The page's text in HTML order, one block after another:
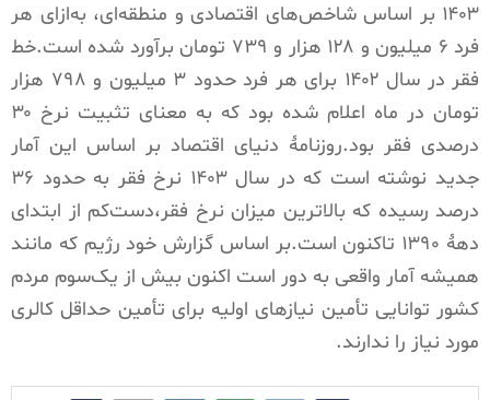
۱۴۰۳ بر اساس شاخص‌های اقتصادی و منطقه‌ای، به‌ازای هر
فرد ۶ میلیون و ۱۲۸ هزار و ۷۳۹ تومان برآورد شده است.خط
فقر در سال ۱۴۰۲ برای هر فرد حدود ۳ میلیون و ۷۹۸ هزار
تومان در ماه اعلام شده بود که به معنای تثبیت نرخ ۳۰
درصدی فقر بود.روزنامۀ دنیای اقتصاد بر اساس این آمار
جدید نوشته است که در سال ۱۴۰۳ نرخ فقر به حدود ۳۶
درصد رسیده که بالاترین میزان نرخ فقر،دست‌کم از ابتدای
دهۀ ۱۳۹۰ تاکنون است.بر اساس گزارش خود رژیم که مانند
همیشه آمار واقعی به دور است اکنون بیش از یک‌سوم مردم
کشور توانایی تأمین نیازهای اولیه برای تأمین حداقل کالری
مورد نیاز را ندارند.